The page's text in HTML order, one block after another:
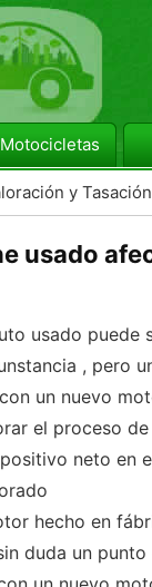
Motocicletas
y Tasación
usado
usado puede
, pero
un nuevo
el proceso
neto en
hecho en
duda un punto